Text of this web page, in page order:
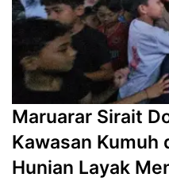
Maruarar Sirait
Kawasan Kumuh
Hunian Layak